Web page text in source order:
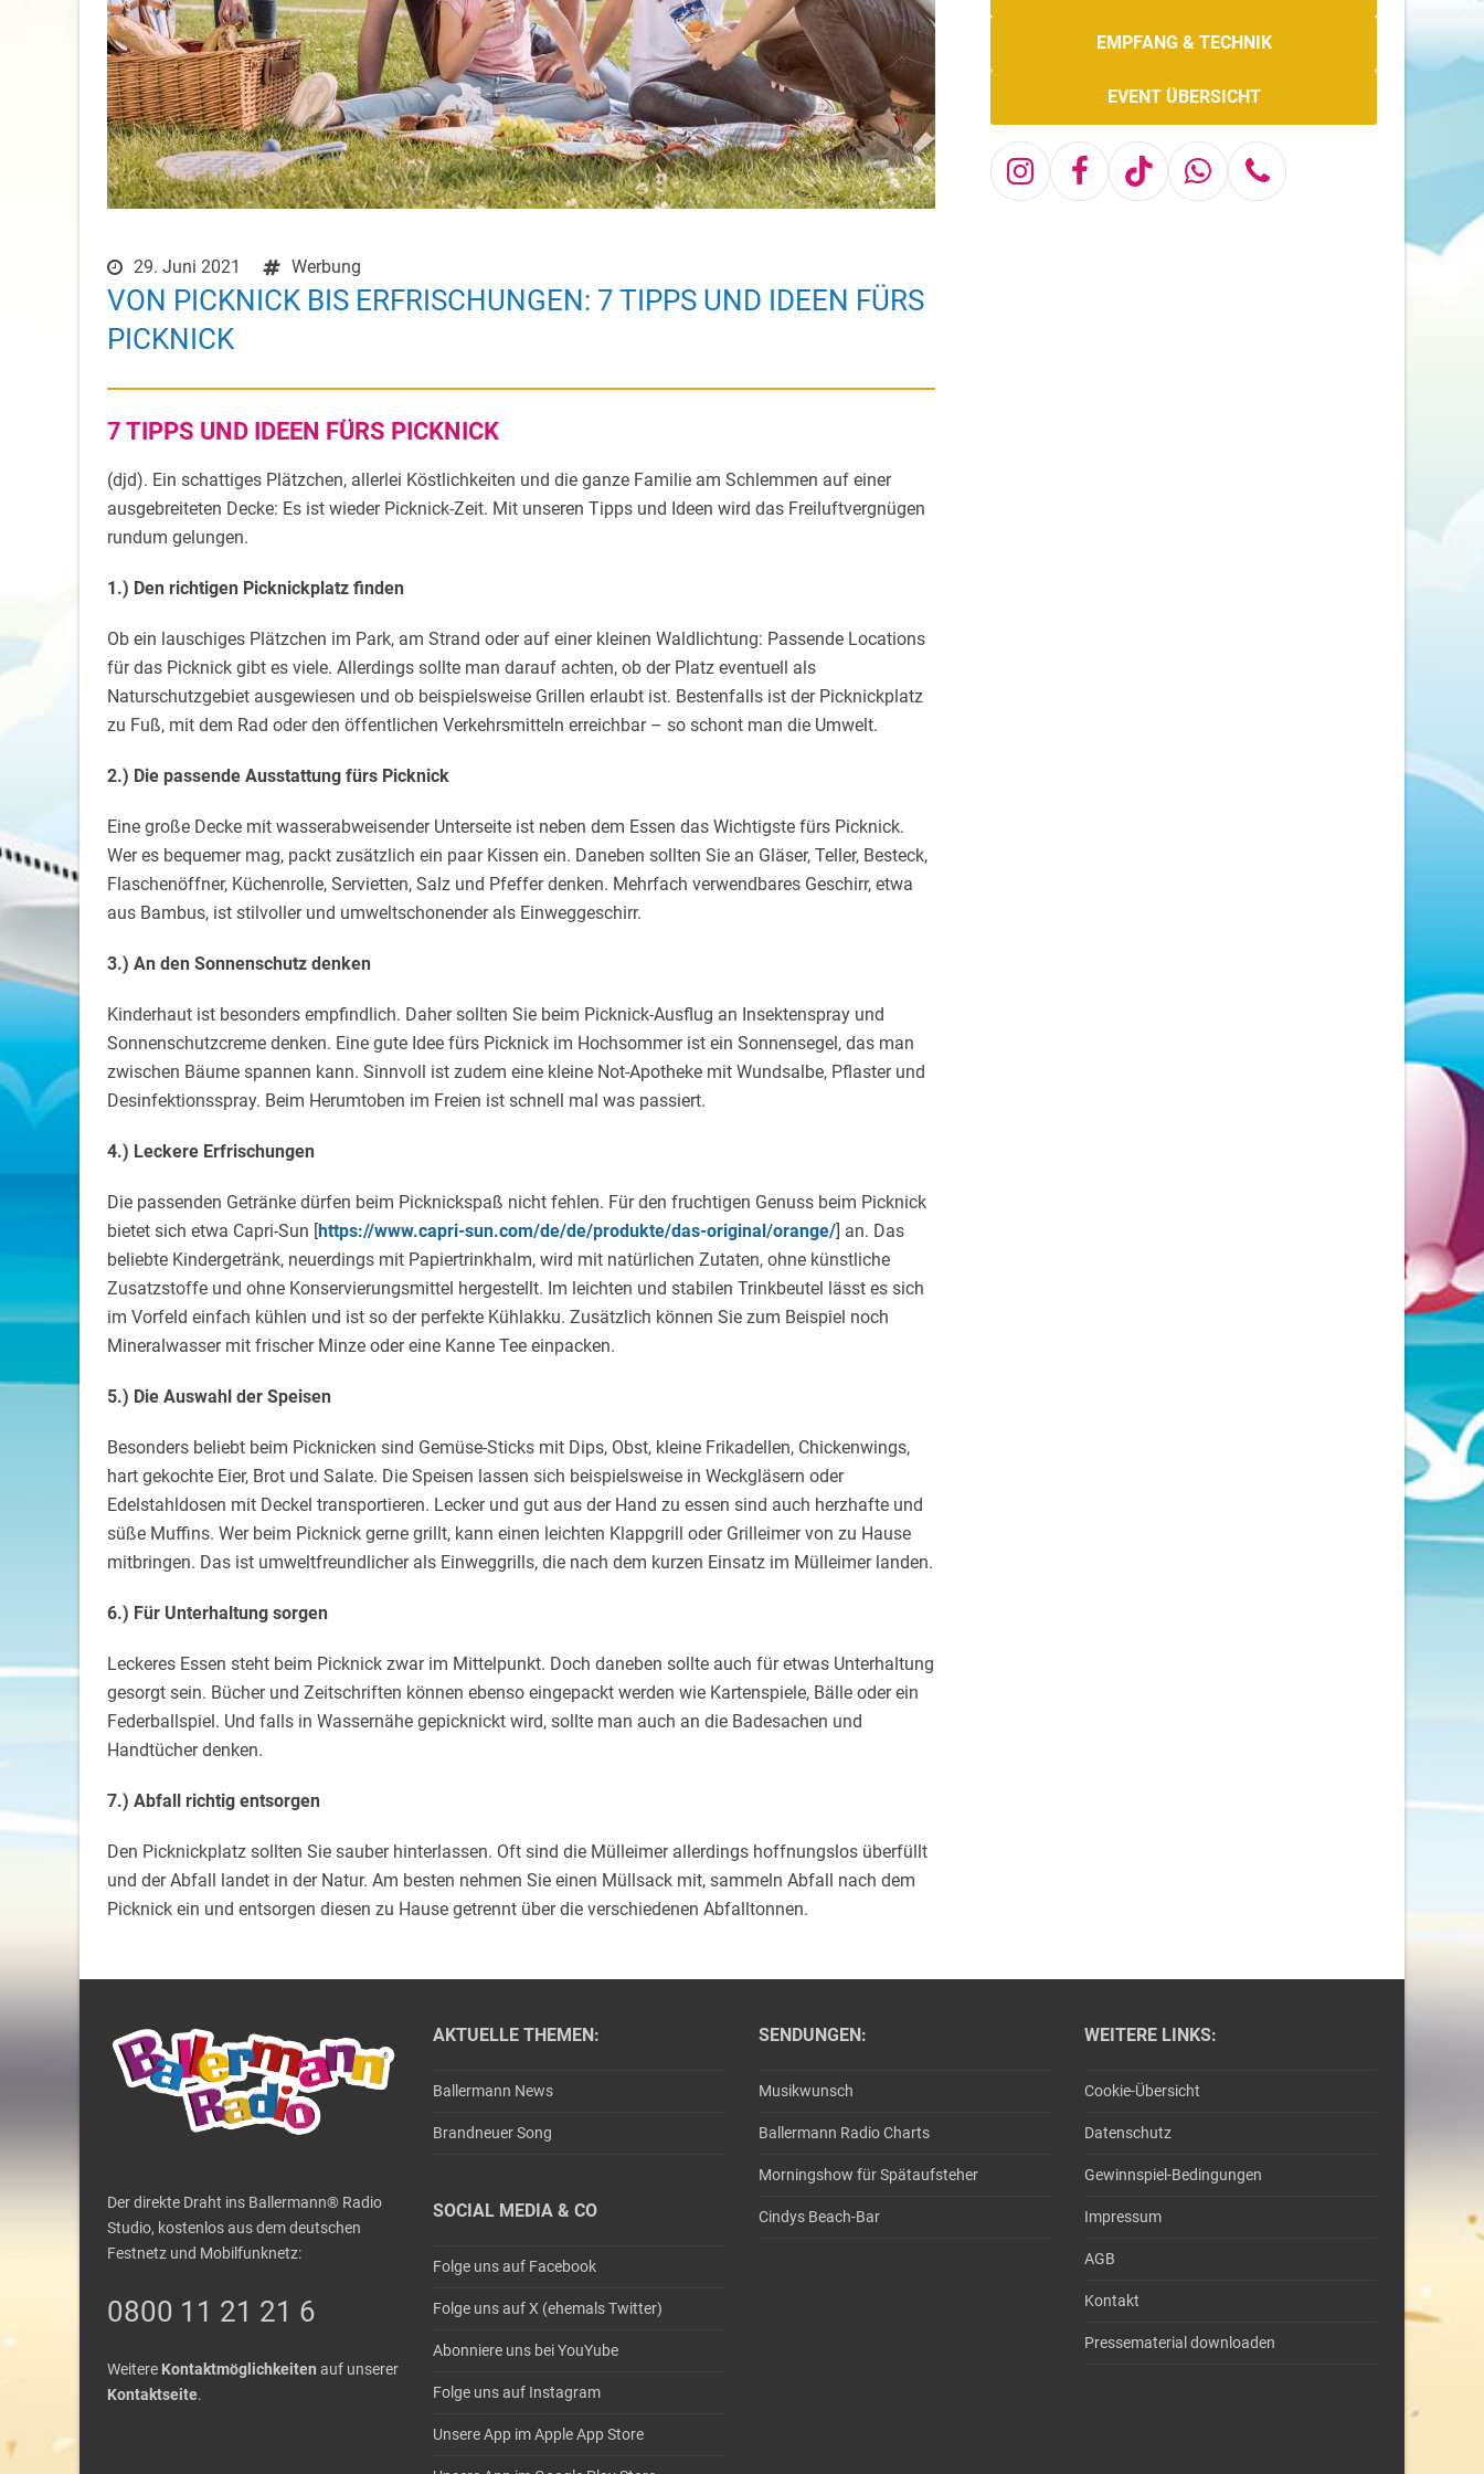
29. Juni 2021 Werbung
VON PICKNICK BIS ERFRISCHUNGEN: 7 TIPPS UND IDEEN FÜRS
PICKNICK
7 TIPPS UND IDEEN FÜRS PICKNICK
(djd). Ein schattiges Plätzchen, allerlei Köstlichkeiten und die ganze Familie am Schlemmen auf einer
ausgebreiteten Decke: Es ist wieder Picknick-Zeit. Mit unseren Tipps und Ideen wird das Freiluftvergnügen
rundum gelungen.
1.) Den richtigen Picknickplatz finden
Ob ein lauschiges Plätzchen im Park, am Strand oder auf einer kleinen Waldlichtung: Passende Locations
für das Picknick gibt es viele. Allerdings sollte man darauf achten, ob der Platz eventuell als
Naturschutzgebiet ausgewiesen und ob beispielsweise Grillen erlaubt ist. Bestenfalls ist der Picknickplatz
zu Fuß, mit dem Rad oder den öffentlichen Verkehrsmitteln erreichbar – so schont man die Umwelt.
2.) Die passende Ausstattung fürs Picknick
Eine große Decke mit wasserabweisender Unterseite ist neben dem Essen das Wichtigste fürs Picknick.
Wer es bequemer mag, packt zusätzlich ein paar Kissen ein. Daneben sollten Sie an Gläser, Teller, Besteck,
Flaschenöffner, Küchenrolle, Servietten, Salz und Pfeffer denken. Mehrfach verwendbares Geschirr, etwa
aus Bambus, ist stilvoller und umweltschonender als Einweggeschirr.
3.) An den Sonnenschutz denken
Kinderhaut ist besonders empfindlich. Daher sollten Sie beim Picknick-Ausflug an Insektenspray und
Sonnenschutzcreme denken. Eine gute Idee fürs Picknick im Hochsommer ist ein Sonnensegel, das man
zwischen Bäume spannen kann. Sinnvoll ist zudem eine kleine Not-Apotheke mit Wundsalbe, Pflaster und
Desinfektionsspray. Beim Herumtoben im Freien ist schnell mal was passiert.
4.) Leckere Erfrischungen
Die passenden Getränke dürfen beim Picknickspaß nicht fehlen. Für den fruchtigen Genuss beim Picknick
bietet sich etwa Capri-Sun [https://www.capri-sun.com/de/de/produkte/das-original/orange/] an. Das
beliebte Kindergetränk, neuerdings mit Papiertrinkhalm, wird mit natürlichen Zutaten, ohne künstliche
Zusatzstoffe und ohne Konservierungsmittel hergestellt. Im leichten und stabilen Trinkbeutel lässt es sich
im Vorfeld einfach kühlen und ist so der perfekte Kühlakku. Zusätzlich können Sie zum Beispiel noch
Mineralwasser mit frischer Minze oder eine Kanne Tee einpacken.
5.) Die Auswahl der Speisen
Besonders beliebt beim Picknicken sind Gemüse-Sticks mit Dips, Obst, kleine Frikadellen, Chickenwings,
hart gekochte Eier, Brot und Salate. Die Speisen lassen sich beispielsweise in Weckgläsern oder
Edelstahldosen mit Deckel transportieren. Lecker und gut aus der Hand zu essen sind auch herzhafte und
süße Muffins. Wer beim Picknick gerne grillt, kann einen leichten Klappgrill oder Grilleimer von zu Hause
mitbringen. Das ist umweltfreundlicher als Einweggrills, die nach dem kurzen Einsatz im Mülleimer landen.
6.) Für Unterhaltung sorgen
Leckeres Essen steht beim Picknick zwar im Mittelpunkt. Doch daneben sollte auch für etwas Unterhaltung
gesorgt sein. Bücher und Zeitschriften können ebenso eingepackt werden wie Kartenspiele, Bälle oder ein
Federballspiel. Und falls in Wassernähe gepicknickt wird, sollte man auch an die Badesachen und
Handtücher denken.
7.) Abfall richtig entsorgen
Den Picknickplatz sollten Sie sauber hinterlassen. Oft sind die Mülleimer allerdings hoffnungslos überfüllt
und der Abfall landet in der Natur. Am besten nehmen Sie einen Müllsack mit, sammeln Abfall nach dem
Picknick ein und entsorgen diesen zu Hause getrennt über die verschiedenen Abfalltonnen.
EMPFANG & TECHNIK
EVENT ÜBERSICHT
Instagram
Facebook
TiktokWhatsapp
Telefon
Der direkte Draht ins Ballermann® Radio
Studio, kostenlos aus dem deutschen
Festnetz und Mobilfunknetz:
0800 11 21 21 6
Weitere Kontaktmöglichkeiten auf unserer
Kontaktseite.
AKTUELLE THEMEN:
Ballermann News
Brandneuer Song
SOCIAL MEDIA & CO
Folge uns auf Facebook
Folge uns auf X (ehemals Twitter)
Abonniere uns bei YouYube
Folge uns auf Instagram
Unsere App im Apple App Store
SENDUNGEN:
Musikwunsch
Ballermann Radio Charts
Morningshow für Spätaufsteher
Cindys Beach-Bar
WEITERE LINKS:
Cookie-Übersicht
Datenschutz
Gewinnspiel-Bedingungen
Impressum
AGB
Kontakt
Pressematerial downloaden